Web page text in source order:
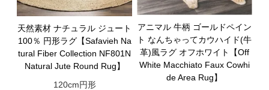
天然素材 ナチュラル ジュート
100％ 円形ラグ【Safavieh Na
tural Fiber Collection NF801N
Natural Jute Round Rug】
120cm円形
アニマル 牛柄 ゴールドペイン
ト なんちゃってカウハイド(牛
革)風ラグ オフホワイト【Off
White Macchiato Faux Cowhi
de Area Rug】